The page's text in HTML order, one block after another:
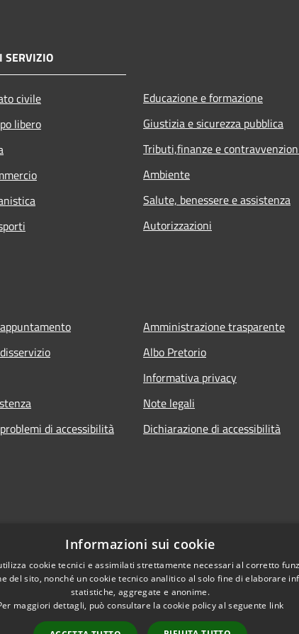
SERVIZIO
civile
libero
Educazione e formazione
Giustizia e sicurezza pubblica
Tributi,finanze e
Ambiente
Salute, benessere e assistenza
Autorizzazioni
di accessibilità
Amministrazione trasparente
Albo Pretorio
Informativa privacy
Note legali
Dichiarazione di accessibilità
Informazioni sui cookie
cookie tecnici e assimilati strettamente necessari al corretto
del sito, nonché un cookie tecnico analitico al solo fine di elaborare
statistiche, aggregate e anonime.
maggiori dettagli, può consultare la cookie policy al seguente link